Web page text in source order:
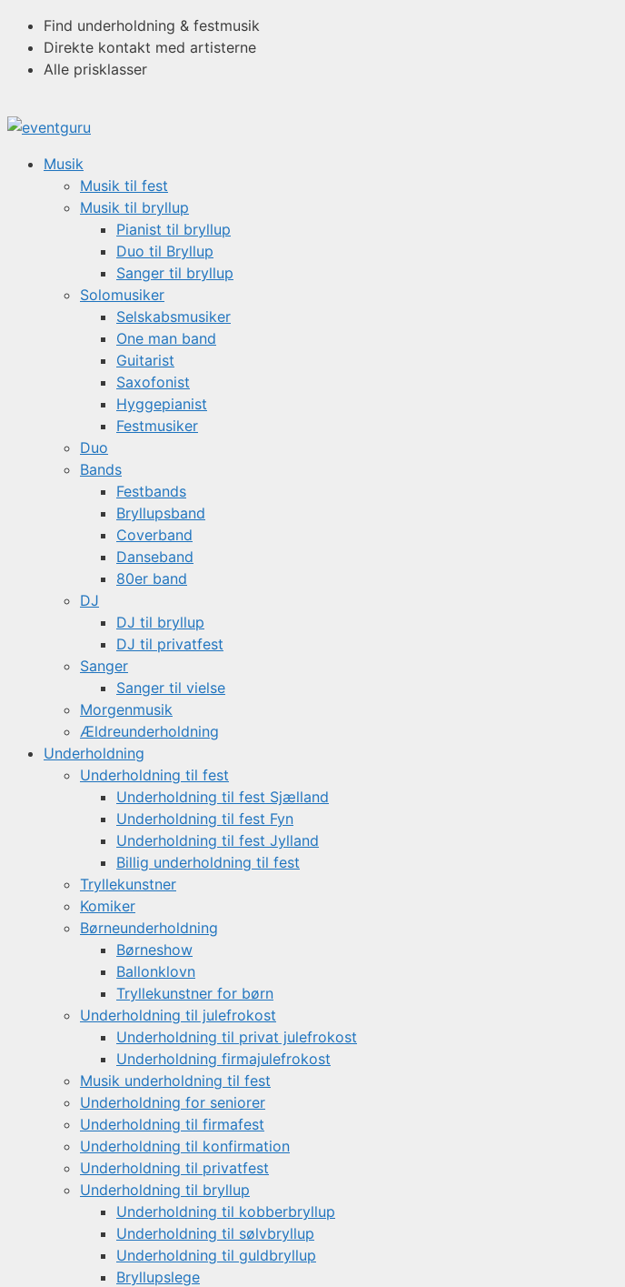
Hop
indhold
Find underholdning & festmusik
Direkte kontakt med artisterne
Alle prisklasser
Musik
Musik til fest
Musik til bryllup
Pianist til bryllup
Duo til Bryllup
Sanger til bryllup
Solomusiker
Selskabsmusiker
One man band
Guitarist
Saxofonist
Hyggepianist
Festmusiker
Duo
Bands
Festbands
Bryllupsband
Coverband
Danseband
80er band
DJ
DJ til bryllup
DJ til privatfest
Sanger
Sanger til vielse
Morgenmusik
Ældreunderholdning
Underholdning
Underholdning til fest
Underholdning til fest Sjælland
Underholdning til fest Fyn
Underholdning til fest Jylland
Billig underholdning til fest
Tryllekunstner
Komiker
Børneunderholdning
Børneshow
Ballonklovn
Tryllekunstner for børn
Underholdning til julefrokost
Underholdning til privat julefrokost
Underholdning firmajulefrokost
Musik underholdning til fest
Underholdning for seniorer
Underholdning til firmafest
Underholdning til konfirmation
Underholdning til privatfest
Underholdning til bryllup
Underholdning til kobberbryllup
Underholdning til sølvbryllup
Underholdning til guldbryllup
Bryllupslege